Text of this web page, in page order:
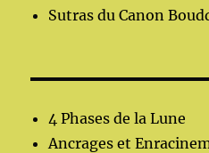
Sutras du Canon
4 Phases de la Lune
Ancrages et